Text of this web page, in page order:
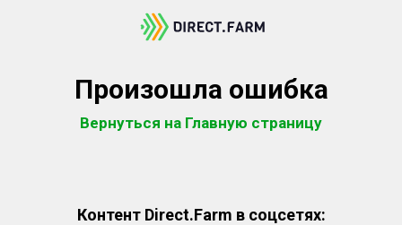
Произошла ошибка
Вернуться на Главную страницу
Контент Direct.Farm в соцсетях: